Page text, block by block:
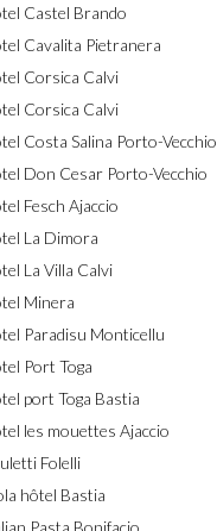
Castel Brando
Cavalita Pietranera
Corsica Calvi
Corsica Calvi
Costa Salina Porto-Vecchio
Don Cesar Porto-Vecchio
Fesch Ajaccio
La Dimora
La Villa Calvi
Minera
Paradisu Monticellu
Port Toga
port Toga Bastia
les mouettes Ajaccio
Folelli
hôtel Bastia
Pasta Bonifacio